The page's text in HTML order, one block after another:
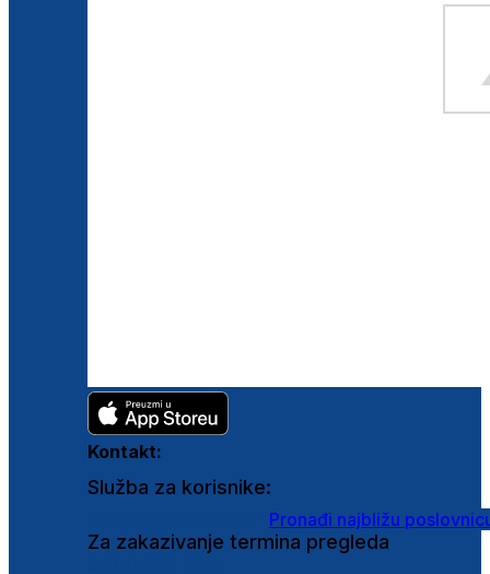
Kontakt:
Služba za korisnike:
Pronađi najbližu
Za zakazivanje termina pregleda